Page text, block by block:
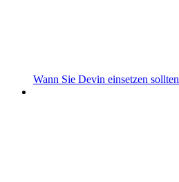
Wann Sie Devin einsetzen sollten